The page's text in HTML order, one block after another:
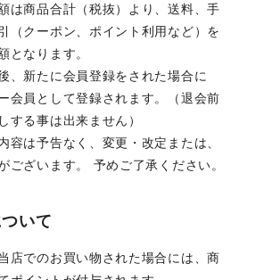
は商品合計（税抜）より、送料、手
（クーポン、ポイント利用など）を
となります。
、新たに会員登録をされた場合に
会員として登録されます。（退会前
する事は出来ません）
容は予告なく、変更・改定または、
ございます。 予めご了承ください。
いて
店でのお買い物された場合には、商